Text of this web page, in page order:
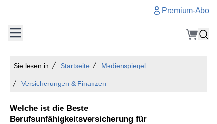
Premium-Abo
Sie lesen in Startseite Medienspiegel
Versicherungen & Finanzen
Welche ist die Beste
Berufsunfähigkeitsversicherung für